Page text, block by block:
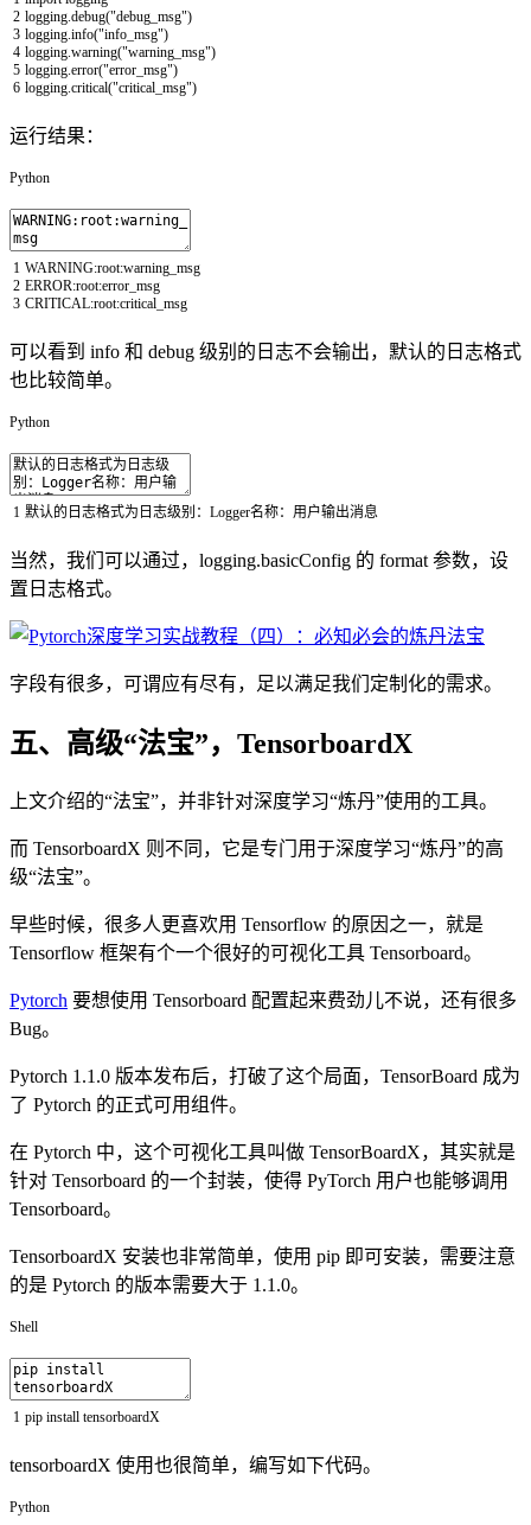
2
3
4
5
6
logging.debug("debug_msg")
logging.info("info_msg")
logging.warning("warning_msg")
logging.error("error_msg")
logging.critical("critical_msg")
运行结果：
Python
1
2
3
WARNING:root:warning_msg
ERROR:root:error_msg
CRITICAL:root:critical_msg
可以看到 info 和 debug 级别的日志不会输出，默认的日志格式
也比较简单。
Python
1 默认的日志格式为日志级别： Logger名称：用户输出消息
当然，我们可以通过，logging.basicConfig 的 format 参数，设
置日志格式。
字段有很多，可谓应有尽有，足以满足我们定制化的需求。
五、高级“法宝”，TensorboardX
上文介绍的“法宝”，并非针对深度学习“炼丹”使用的工具。
而 TensorboardX 则不同，它是专门用于深度学习“炼丹”的高
级“法宝”。
早些时候，很多人更喜欢用 Tensorflow 的原因之一，就是
Tensorflow 框架有个一个很好的可视化工具 Tensorboard。
Pytorch 要想使用 Tensorboard 配置起来费劲儿不说，还有很多
Bug。
Pytorch 1.1.0 版本发布后，打破了这个局面，TensorBoard 成为
了 Pytorch 的正式可用组件。
在 Pytorch 中，这个可视化工具叫做 TensorBoardX，其实就是
针对 Tensorboard 的一个封装，使得 PyTorch 用户也能够调用
Tensorboard。
TensorboardX 安装也非常简单，使用 pip 即可安装，需要注意
的是 Pytorch 的版本需要大于 1.1.0。
Shell
1 pip install tensorboardX
tensorboardX 使用也很简单，编写如下代码。
Python